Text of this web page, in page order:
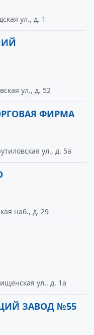
ул., д. 1
ул., д. 52
ФИРМА
ул., д. 5а
наб., д. 29
ул., д. 1а
ЗАВОД №55